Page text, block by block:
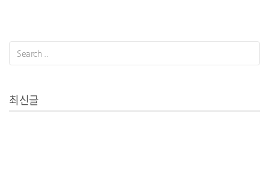
최신글